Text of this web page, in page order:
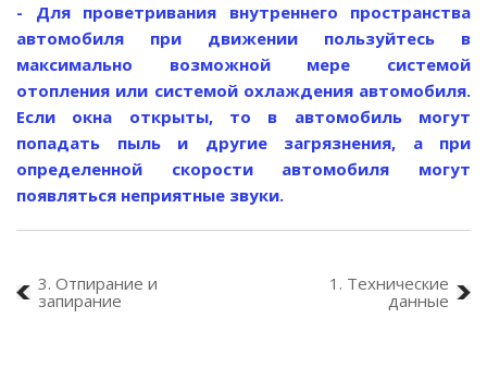
- Для проветривания внутреннего пространства
автомобиля при движении пользуйтесь в
максимально возможной мере системой
отопления или системой охлаждения автомобиля.
Если окна открыты, то в автомобиль могут
попадать пыль и другие загрязнения, а при
определенной скорости автомобиля могут
появляться неприятные звуки.
3. Отпирание и
запирание
1. Технические
данные